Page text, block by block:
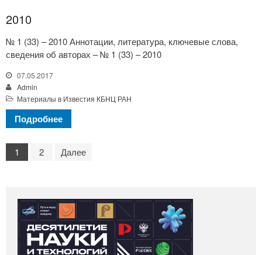
2010
№ 1 (33) – 2010 Аннотации, литература, ключевые слова,
сведения об авторах – № 1 (33) – 2010
07.05.2017
Admin
Материалы в Известия КБНЦ РАН
Подробнее
1 2 Далее